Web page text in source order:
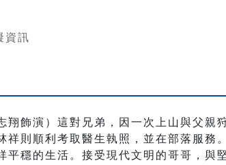
資訊
翔飾演）這對兄弟，因一次上山與父親
祥則順利考取醫生執照，並在部落服務
穩的生活。接受現代文明的哥哥，與